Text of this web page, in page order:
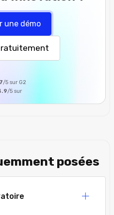
une démo
/5 sur G2
/5sur
posées